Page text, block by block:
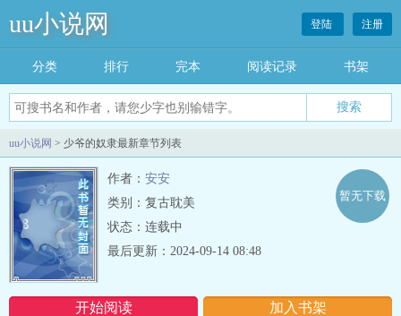
uu小说网 登陆 注册
分类 排行 完本 阅读记录 书架
uu小说网 > 少爷的奴隶最新章节列表
作者： 安安
类别：复古耽美
状态：连载中
开始阅读 加入书架
暂无下载
最后更新：2024-09-14 08:48